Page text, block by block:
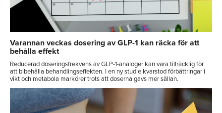
Varannan veckas dosering av GLP-1 kan räcka för att
behålla effekt
Reducerad doseringsfrekvens av GLP-1-analoger kan vara tillräcklig för
att bibehålla behandlingseffekten. I en ny studie kvarstod förbättringar i
vikt och metabola markörer trots att doserna gavs mer sällan.